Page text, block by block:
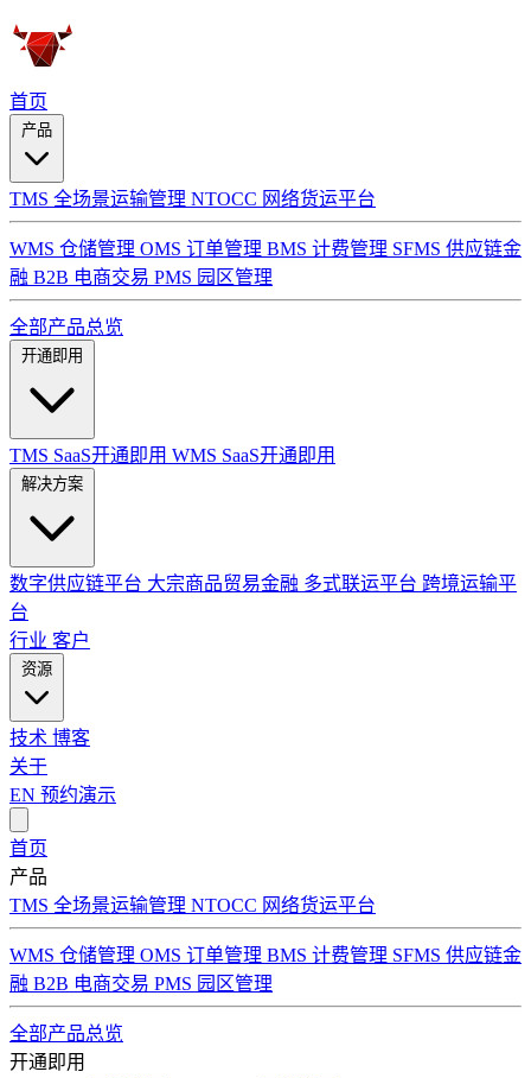
首页
TMS 全场景运输管理 NTOCC 网络货运平台
WMS 仓储管理 OMS 订单管理 BMS 计费管理 SFMS 供应链金
融 B2B 电商交易 PMS 园区管理
全部产品总览
TMS SaaS开通即用 WMS SaaS开通即用
数字供应链平台 大宗商品贸易金融 多式联运平台 跨境运输平
台
行业 客户
技术 博客
关于
EN 预约演示
首页
产品
TMS 全场景运输管理 NTOCC 网络货运平台
WMS 仓储管理 OMS 订单管理 BMS 计费管理 SFMS 供应链金
融 B2B 电商交易 PMS 园区管理
全部产品总览
开通即用